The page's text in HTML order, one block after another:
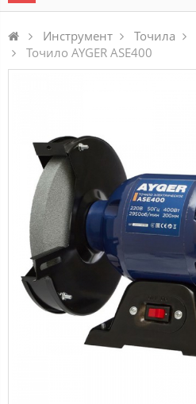
Инструмент Точила
Точило AYGER ASE400